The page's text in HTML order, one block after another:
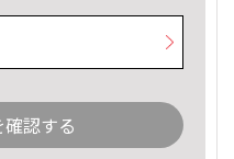
認する